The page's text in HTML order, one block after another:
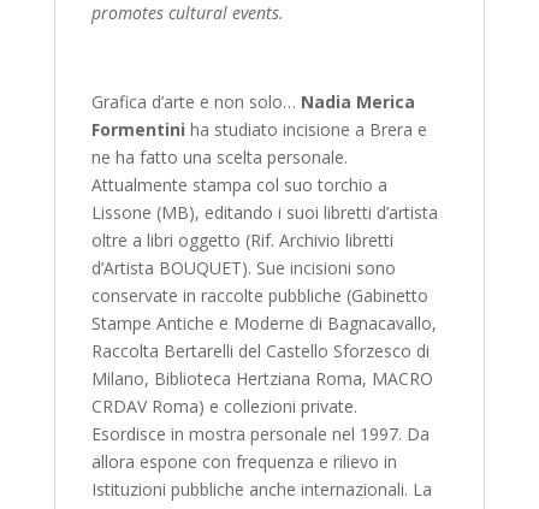
promotes cultural events.
Grafica d’arte e non solo… Nadia Merica
Formentini ha studiato incisione a Brera e
ne ha fatto una scelta personale.
Attualmente stampa col suo torchio a
Lissone (MB), editando i suoi libretti d’artista
oltre a libri oggetto (Rif. Archivio libretti
d’Artista BOUQUET). Sue incisioni sono
conservate in raccolte pubbliche (Gabinetto
Stampe Antiche e Moderne di Bagnacavallo,
Raccolta Bertarelli del Castello Sforzesco di
Milano, Biblioteca Hertziana Roma, MACRO
CRDAV Roma) e collezioni private.
Esordisce in mostra personale nel 1997. Da
allora espone con frequenza e rilievo in
Istituzioni pubbliche anche internazionali. La